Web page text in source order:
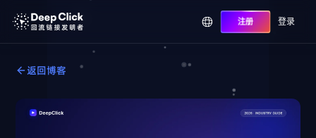
注册 登录
返回博客